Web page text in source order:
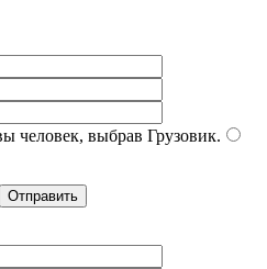
человек, выбрав Грузовик.